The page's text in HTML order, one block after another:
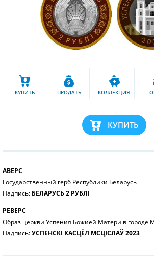
КУПИТЬ ПРОДАТЬ КОЛЛЕКЦИЯ
КУПИТЬ
АВЕРС
Государственный герб Республики Беларусь
Надпись: БЕЛАРУСЬ 2 РУБЛІ
РЕВЕРС
Образ церкви Успения Божией Матери в городе
Надпись:УСПЕНСКІ КАСЦЁЛ МСЦІСЛАЎ 2023